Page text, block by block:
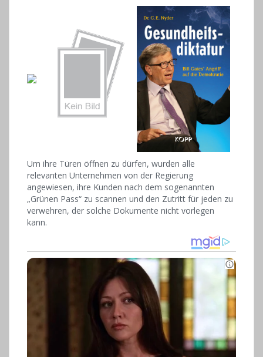
Um ihre Türen öffnen zu dürfen, wurden alle
relevanten Unternehmen von der Regierung
angewiesen, ihre Kunden nach dem sogenannten
„Grünen Pass“ zu scannen und den Zutritt für jeden zu
verwehren, der solche Dokumente nicht vorlegen
kann.